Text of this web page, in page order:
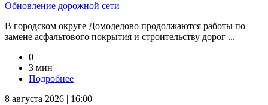
Обновление дорожной сети
В городском округе Домодедово продолжаются работы по
замене асфальтового покрытия и строительству дорог ...
0
3 мин
Подробнее
8 августа 2026 | 16:00